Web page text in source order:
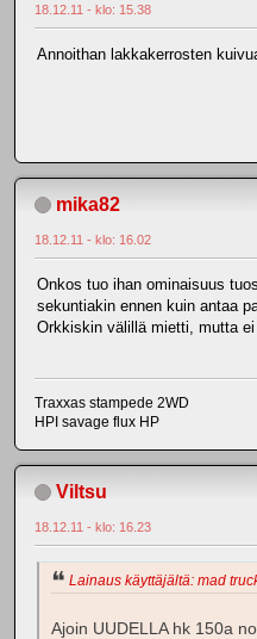
18.12.11 - klo: 15.38
Annoithan lakkakerrosten
mika82
18.12.11 - klo: 16.02
Onkos tuo ihan ominaisuus
sekuntiakin ennen kuin antaa
Orkkiskin välillä mietti, mutta ei
Traxxas stampede 2WD
HPI savage flux HP
Viltsu
18.12.11 - klo: 16.23
Lainaus käyttäjältä: mad
Ajoin UUDELLA hk 150a